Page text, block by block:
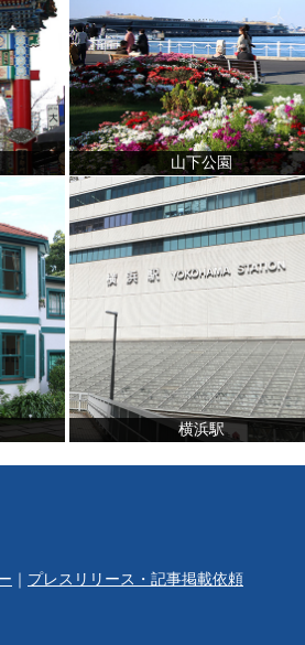
山下公園
横浜駅
｜ プレスリリース・記事掲載依頼